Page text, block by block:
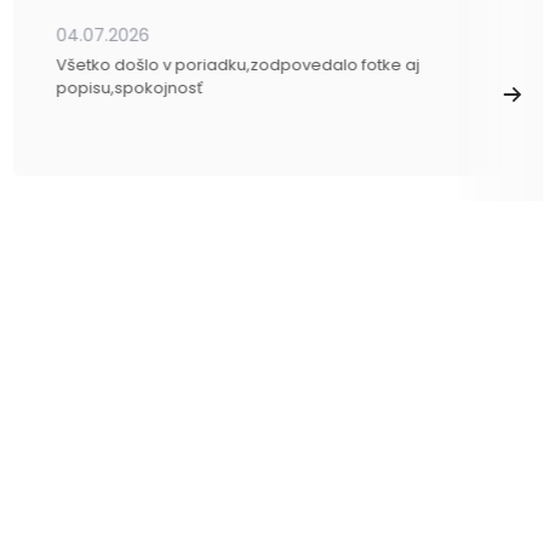
04.07.2026
Všetko došlo v poriadku,zodpovedalo fotke aj
popisu,spokojnosť